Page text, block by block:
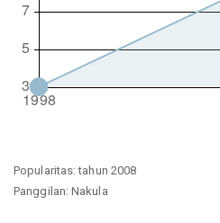
Popularitas: tahun 2008
Panggilan: Nakula